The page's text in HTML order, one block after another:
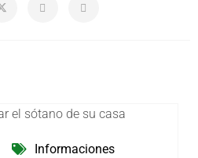
Informaciones